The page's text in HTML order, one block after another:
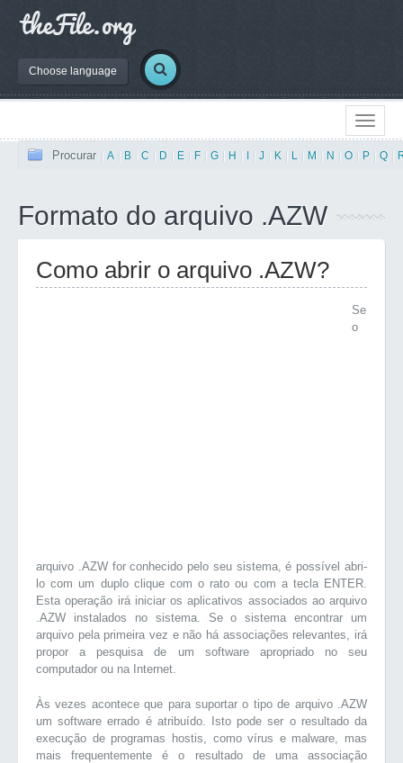
Choose language
Procurar A B C D E F G H J K L M N O P Q
Formato do arquivo .AZW
Como abrir o arquivo .AZW?
Se
o
arquivo .AZW for conhecido pelo seu sistema, é possível abri-
lo com um duplo clique com o rato ou com a tecla ENTER.
Esta operação irá iniciar os aplicativos associados ao arquivo
.AZW instalados no sistema. Se o sistema encontrar um
arquivo pela primeira vez e não há associações relevantes, irá
propor a pesquisa de um software apropriado no seu
computador ou na Internet.
Às vezes acontece que para suportar o tipo de arquivo .AZW
um software errado é atribuído. Isto pode ser o resultado da
execução de programas hostis, como vírus e malware, mas
mais frequentemente é o resultado de uma associação